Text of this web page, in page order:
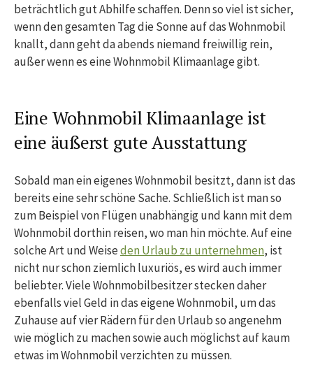
beträchtlich gut Abhilfe schaffen. Denn so viel ist sicher,
wenn den gesamten Tag die Sonne auf das Wohnmobil
knallt, dann geht da abends niemand freiwillig rein,
außer wenn es eine Wohnmobil Klimaanlage gibt.
Eine Wohnmobil Klimaanlage ist
eine äußerst gute Ausstattung
Sobald man ein eigenes Wohnmobil besitzt, dann ist das
bereits eine sehr schöne Sache. Schließlich ist man so
zum Beispiel von Flügen unabhängig und kann mit dem
Wohnmobil dorthin reisen, wo man hin möchte. Auf eine
solche Art und Weiseden Urlaub zu unternehmen, ist
nicht nur schon ziemlich luxuriös, es wird auch immer
beliebter. Viele Wohnmobilbesitzer stecken daher
ebenfalls viel Geld in das eigene Wohnmobil, um das
Zuhause auf vier Rädern für den Urlaub so angenehm
wie möglich zu machen sowie auch möglichst auf kaum
etwas im Wohnmobil verzichten zu müssen.